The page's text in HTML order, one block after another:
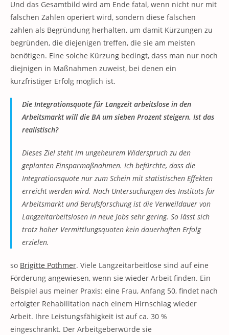
Und das Gesamtbild wird am Ende fatal, wenn nicht nur mit
falschen Zahlen operiert wird, sondern diese falschen
zahlen als Begründung herhalten, um damit Kürzungen zu
begründen, die diejenigen treffen, die sie am meisten
benötigen. Eine solche Kürzung bedingt, dass man nur noch
diejnigen in Maßnahmen zuweist, bei denen ein
kurzfristiger Erfolg möglich ist.
Die Integrationsquote für Langzeit arbeitslose in den
Arbeitsmarkt will die BA um sieben Prozent steigern. Ist das
realistisch?
Dieses Ziel steht im ungeheurem Widerspruch zu den
geplanten Einsparmaßnahmen. Ich befürchte, dass die
Integrationsquote nur zum Schein mit statistischen Effekten
erreicht werden wird. Nach Untersuchungen des Instituts für
Arbeitsmarkt und Berufsforschung ist die Verweildauer von
Langzeitarbeitslosen in neue Jobs sehr gering. So lässt sich
trotz hoher Vermittlungsquoten kein dauerhaften Erfolg
erzielen.
so Brigitte Pothmer. Viele Langzeitarbeitlose sind auf eine
Förderung angewiesen, wenn sie wieder Arbeit finden. Ein
Beispiel aus meiner Praxis: eine Frau, Anfang 50, findet nach
erfolgter Rehabilitation nach einem Hirnschlag wieder
Arbeit. Ihre Leistungsfähigkeit ist auf ca. 30 %
eingeschränkt. Der Arbeitgeberwürde sie